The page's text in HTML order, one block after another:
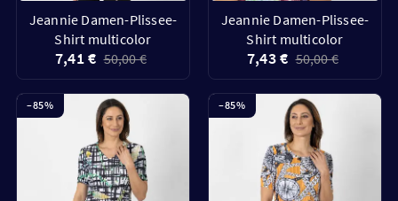
Jeannie Damen-Plissee-
Shirt multicolor
7,41 € 50,00 €
Jeannie Damen-Plissee-
Shirt multicolor
7,43 € 50,00 €
–85% –85%